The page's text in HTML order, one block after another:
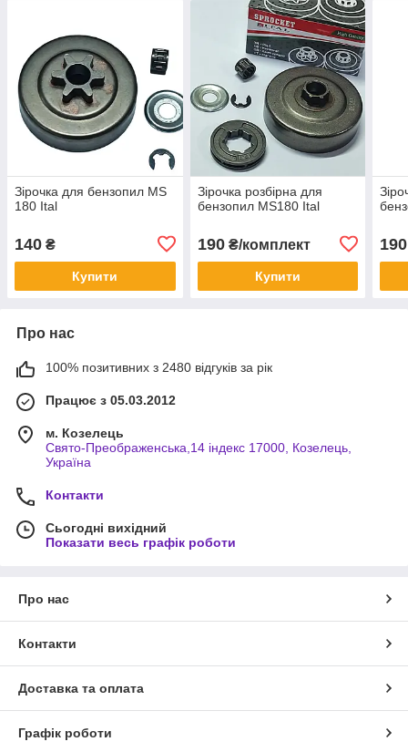
Зірочка для бензопил MS
180 Ital
140 ₴
Купити
Зірочка розбірна для
бензопил MS180 Ital
190₴/комплект
Купити
190
Про нас
100% позитивних з 2480 відгуків за рік
Працює з 05.03.2012
м. Козелець
Свято-Преображенська,14 індекс 17000, Козелець,
Україна
Контакти
Сьогодні вихідний
Показати весь графік роботи
Про нас
Контакти
Доставка та оплата
Графік роботи